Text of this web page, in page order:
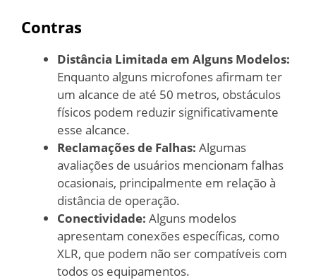
Contras
Distância Limitada em Alguns Modelos:
Enquanto alguns microfones afirmam ter
um alcance de até 50 metros, obstáculos
físicos podem reduzir significativamente
esse alcance.
Reclamações de Falhas: Algumas
avaliações de usuários mencionam falhas
ocasionais, principalmente em relação à
distância de operação.
Conectividade: Alguns modelos
apresentam conexões específicas, como
XLR, que podem não ser compatíveis com
todos os equipamentos.